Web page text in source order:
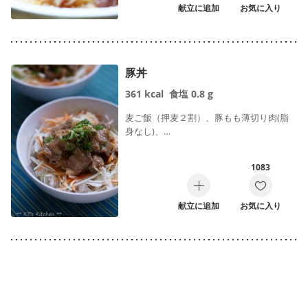
献立に追加 お気に入り
豚丼
361 kcal 食塩 0.8 g
麦ご飯（押麦２割）、豚もも薄切り肉(脂
身なし)、…
献立に追加
1083
お気に入り